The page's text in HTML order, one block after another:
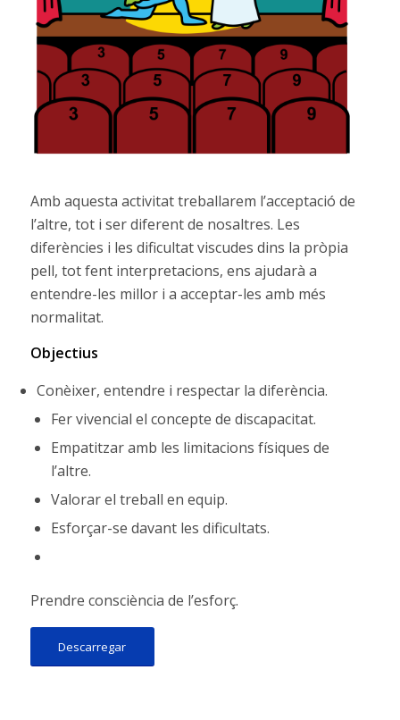
Amb aquesta activitat treballarem l’acceptació de
l’altre, tot i ser diferent de nosaltres. Les
diferències i les dificultat viscudes dins la pròpia
pell, tot fent interpretacions, ens ajudarà a
entendre-les millor i a acceptar-les amb més
normalitat.
Objectius
Conèixer, entendre i respectar la diferència.
Fer vivencial el concepte de discapacitat.
Empatitzar amb les limitacions físiques de
l’altre.
Valorar el treball en equip.
Esforçar-se davant les dificultats.
Prendre consciència de l’esforç.
Descarregar